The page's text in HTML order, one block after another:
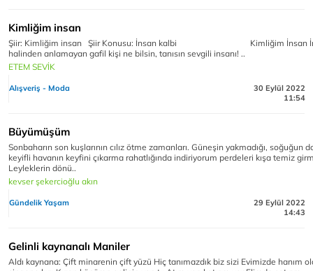
Kimliğim insan
Şiir: Kimliğim insan Şiir Konusu: İnsan kalbi Kimliğim İnsan
halinden anlamayan gafil kişi ne bilsin, tanısın sevgili insanı! ..
ETEM SEVİK
Alışveriş - Moda
30 Eylül 2022
11:54
Büyümüşüm
Sonbaharın son kuşlarının cılız ötme zamanları. Güneşin yakmadığı, soğuğun
keyifli havanın keyfini çıkarma rahatlığında indiriyorum perdeleri kışa temiz
Leyleklerin dönü..
kevser şekercioğlu akın
Gündelik Yaşam
29 Eylül 2022
14:43
Gelinli kaynanalı Maniler
Aldı kaynana: Çift minarenin çift yüzü Hiç tanımazdık biz sizi Evimizde hanım